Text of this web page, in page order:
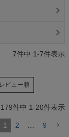
7件中 1-7件表示
レビュー順
179件中 1-20件表示
1 2 9